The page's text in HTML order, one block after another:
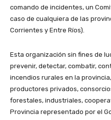
comando de incidentes, un
caso de cualquiera de las
Corrientes y Entre Ríos).
Esta organización sin fines de
prevenir, detectar, combatir,
incendios rurales en la
productores privados,
forestales, industriales,
Provincia representado por el